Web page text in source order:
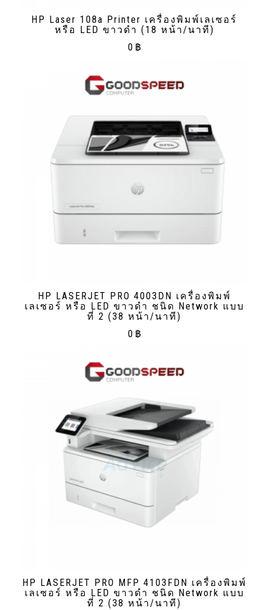
HP Laser 108a Printer เครื่องพิมพ์เลเซอร์
หรือ LED ขาวดํา (18 หน้า/นาที)
0 ฿
HP LASERJET PRO 4003DN เครื่องพิมพ์
เลเซอร์ หรือ LED ขาวดํา ชนิด Network แบบ
ที่ 2 (38 หน้า/นาที)
0 ฿
HP LASERJET PRO MFP 4103FDN เครื่องพิมพ์
เลเซอร์ หรือ LED ขาวดํา ชนิด Network แบบ
ที่ 2 (38 หน้า/นาที)